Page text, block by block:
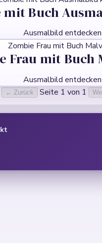
mit Buch
Ausmalbild entdecken
Frau mit Buch
Ausmalbild entdecken
← Zurück Seite 1 von 1